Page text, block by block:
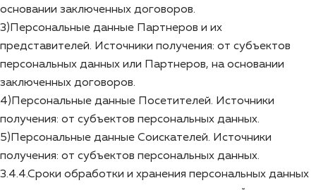
основании заключенных договоров.
3)Персональные данные Партнеров и их
представителей. Источники получения: от субъектов
персональных данных или Партнеров, на основании
заключенных договоров.
4)Персональные данные Посетителей. Источники
получения: от субъектов персональных данных.
5)Персональные данные Соискателей. Источники
получения: от субъектов персональных данных.
3.4.4.Сроки обработки и хранения персональных данных